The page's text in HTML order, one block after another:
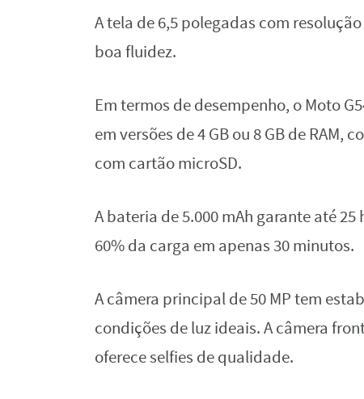
A tela de 6,5 polegadas com
boa fluidez.
Em termos de desempenho, o Moto
em versões de 4 GB ou 8 GB de RAM,
com cartão microSD.
A bateria de 5.000 mAh garante até
60% da carga em apenas 30 minutos.
A câmera principal de 50 MP tem
condições de luz ideais. A câmera
oferece selfies de qualidade.